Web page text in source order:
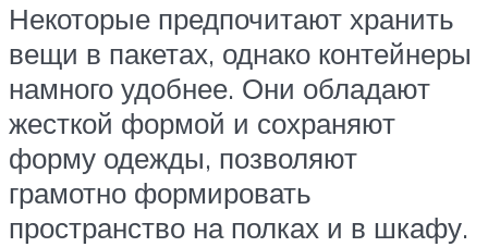
Некоторые предпочитают хранить
вещи в пакетах, однако контейнеры
намного удобнее. Они обладают
жесткой формой и сохраняют
форму одежды, позволяют
грамотно формировать
пространство на полках и в шкафу.